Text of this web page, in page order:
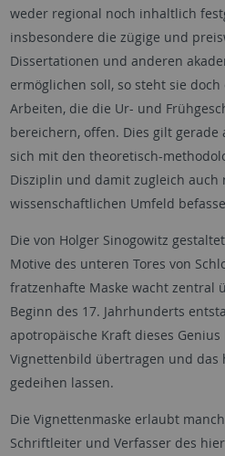
weder regional noch inhaltlich
insbesondere die zügige und
Dissertationen und anderen
ermöglichen soll, so steht sie
Arbeiten, die die Ur- und
bereichern, offen. Dies gilt
sich mit den theoretisch-
Disziplin und damit zugleich auch
wissenschaftlichen Umfeld
Die von Holger Sinogowitz
Motive des unteren Tores von
fratzenhafte Maske wacht zentral
Beginn des 17. Jahrhunderts
apotropäische Kraft dieses
Vignettenbild übertragen und das
gedeihen lassen.
Die Vignettenmaske erlaubt
Schriftleiter und Verfasser des